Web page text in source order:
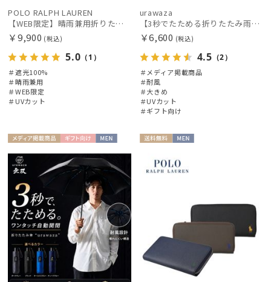
件
POLO RALPH LAUREN
【WEB限定】晴雨兼用折りたたみ日傘 ポロ ラルフ ローレン（POLO RALPH LAUREN）ベア 遮光100 UV100
￥9,900 (税込)
5.0 （1）
＃遮光100%
＃晴雨兼用
＃WEB限定
＃UVカット
urawaza
【3秒でたためる折りたたみ雨傘】urawaza 無双（ウラワザ）プレーン58 耐風 大きめ
￥6,600 (税込)
4.5 （2）
＃メディア掲載商品
＃耐風
＃大きめ
＃UVカット
＃ギフト向け
載商品
向け